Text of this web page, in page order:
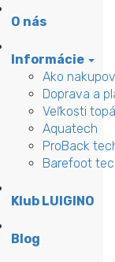
O nás
Informácie
Ako
Doprava a
Veľkosti
Aquatech
ProBack
Barefoot
Klub LUIGINO
Blog